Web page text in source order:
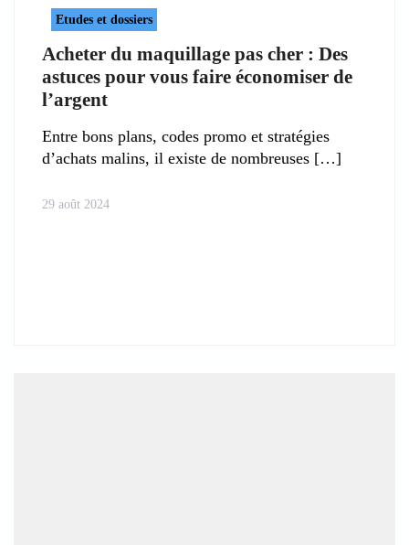
Etudes et dossiers
Acheter du maquillage pas cher : Des
astuces pour vous faire économiser de
l’argent
Entre bons plans, codes promo et stratégies
d’achats malins, il existe de nombreuses
29 août 2024